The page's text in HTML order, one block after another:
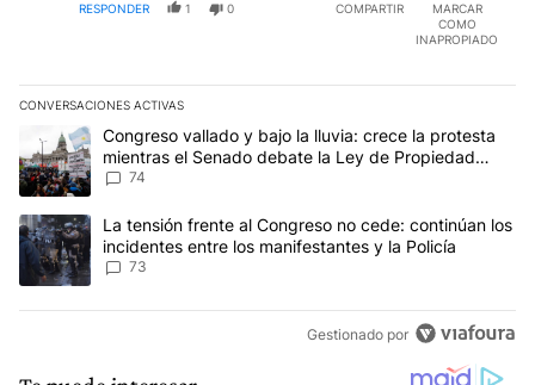
RESPONDER 1 0 COMPARTIR
MARCAR
COMO
INAPROPIADO
CONVERSACIONES ACTIVAS
Este listado muestra los artículos con más comentarios en los
Un artículo de tendencia con el título "Congreso vallado y bajo
Congreso vallado y bajo la lluvia: crece la protesta
mientras el Senado debate la Ley de Propiedad
Privada
74
Un artículo de tendencia con el título "La tensión frente al
La tensión frente al Congreso no cede: continúan los
incidentes entre los manifestantes y la Policía
73
Gestionado por